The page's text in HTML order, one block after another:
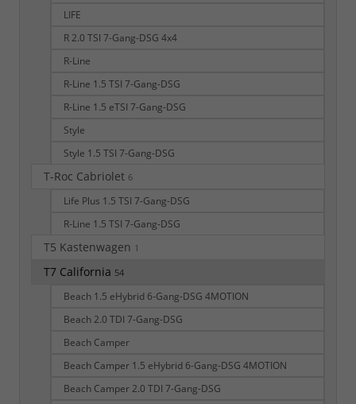
LIFE
R 2.0 TSI 7-Gang-DSG 4x4
R-Line
R-Line 1.5 TSI 7-Gang-DSG
R-Line 1.5 eTSI 7-Gang-DSG
Style
Style 1.5 TSI 7-Gang-DSG
T-Roc Cabriolet 6
Life Plus 1.5 TSI 7-Gang-DSG
R-Line 1.5 TSI 7-Gang-DSG
T5 Kastenwagen 1
T7 California 54
Beach 1.5 eHybrid 6-Gang-DSG 4MOTION
Beach 2.0 TDI 7-Gang-DSG
Beach Camper
Beach Camper 1.5 eHybrid 6-Gang-DSG 4MOTION
Beach Camper 2.0 TDI 7-Gang-DSG